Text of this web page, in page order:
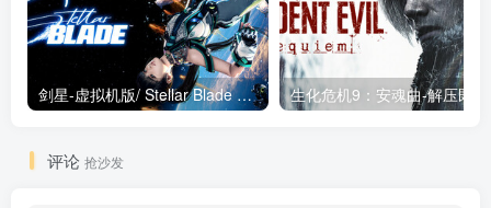
剑星-虚拟机版/ Stellar Blade v1.4.1|Build.19963153 终极版新补丁 送修改器 免安装中文版
评论 抢沙发